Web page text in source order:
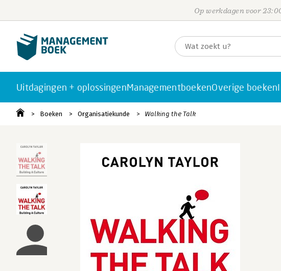
Op werkdagen voor
Uitdagingen + oplossingenManagementboekenOverige boeken
Boeken Organisatiekunde Walking the Talk